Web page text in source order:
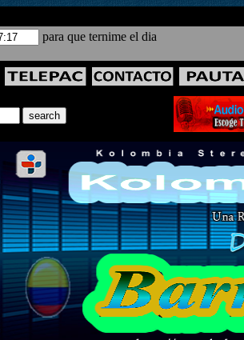
para que ternime el dia